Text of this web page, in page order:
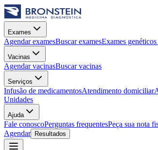
Exames
Agendar examesBuscar examesExames
Vacinas
Agendar vacinasBuscar vacinas
Serviços
Infusão de medicamentosAtendimento domiciliar
Unidades
Ajuda
Fale conoscoPerguntas frequentesPeça sua nota
Agendar
Resultados